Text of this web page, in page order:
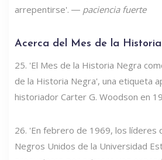
arrepentirse'. ― paciencia fuerte
Acerca del Mes de la
25. 'El Mes de la Historia Negra
de la Historia Negra', una etiqueta
historiador Carter G. Woodson en
26. 'En febrero de 1969, los líderes
Negros Unidos de la Universidad